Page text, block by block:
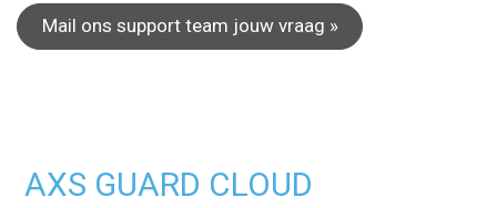
Mail ons support team jouw vraag »
AXS GUARD CLOUD